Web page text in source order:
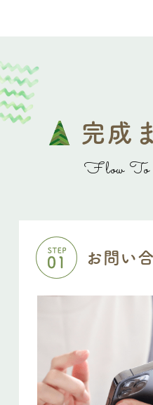
完成
Flow To
お問い